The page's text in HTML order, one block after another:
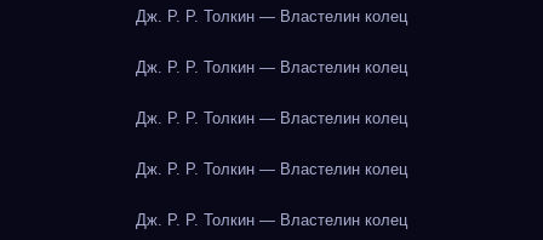
Дж. Р. Р. Толкин — Властелин колец
Дж. Р. Р. Толкин — Властелин колец
Дж. Р. Р. Толкин — Властелин колец
Дж. Р. Р. Толкин — Властелин колец
Дж. Р. Р. Толкин — Властелин колец